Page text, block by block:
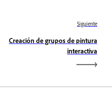
Siguiente
Creación de grupos de pintura
interactiva